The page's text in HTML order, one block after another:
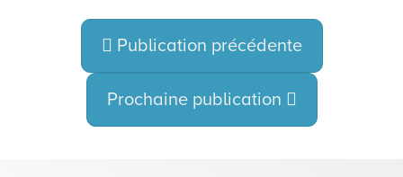
Publication précédente
Prochaine publication